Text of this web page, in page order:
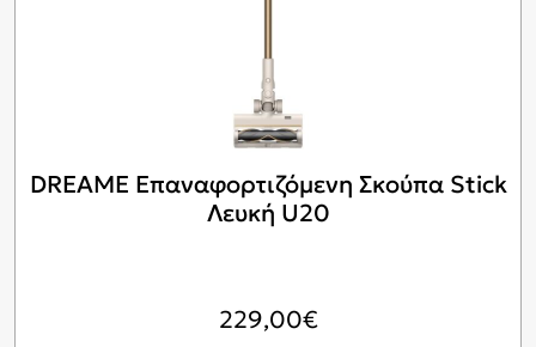
DREAME Επαναφορτιζόμενη Σκούπα Stick
Λευκή U20
229,00€